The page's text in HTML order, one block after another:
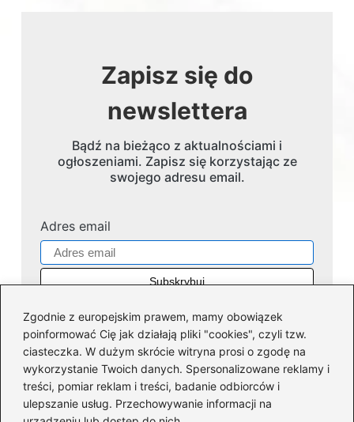
Zgodnie z europejskim prawem, mamy obowiązek
poinformować Cię jak działają pliki "cookies", czyli tzw.
ciasteczka. W dużym skrócie witryna prosi o zgodę na
wykorzystanie Twoich danych. Spersonalizowane reklamy i
treści, pomiar reklam i treści, badanie odbiorców i
ulepszanie usług. Przechowywanie informacji na
Zapisz się do
newslettera
Bądź na bieżąco z aktualnościami i
ogłoszeniami. Zapisz się korzystając ze
swojego adresu email.
Adres email
Kategorie